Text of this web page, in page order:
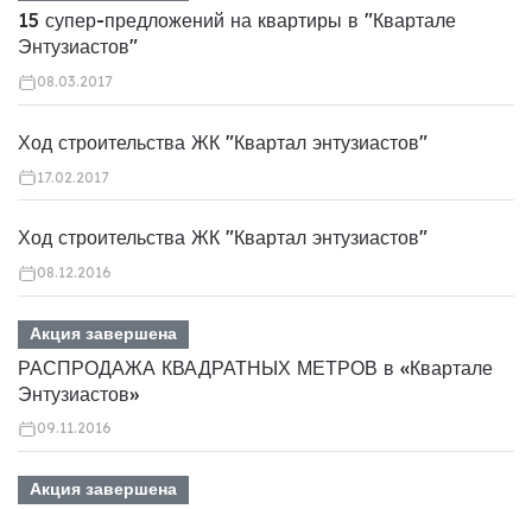
15 супер-предложений на квартиры в "Квартале
Энтузиастов"
08.03.2017
Ход строительства ЖК "Квартал энтузиастов"
17.02.2017
Ход строительства ЖК "Квартал энтузиастов"
08.12.2016
Акция завершена
РАСПРОДАЖА КВАДРАТНЫХ МЕТРОВ в «Квартале
Энтузиастов»
09.11.2016
Акция завершена